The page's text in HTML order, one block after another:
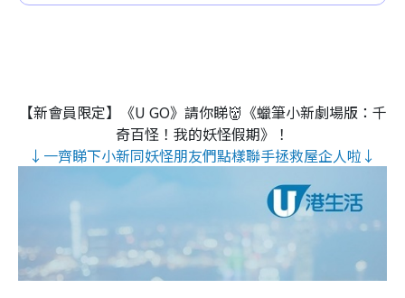
【新會員限定】《U GO》請你睇👹《蠟筆小新劇場版：千
奇百怪！我的妖怪假期》！
↓一齊睇下小新同妖怪朋友們點樣聯手拯救屋企人啦↓